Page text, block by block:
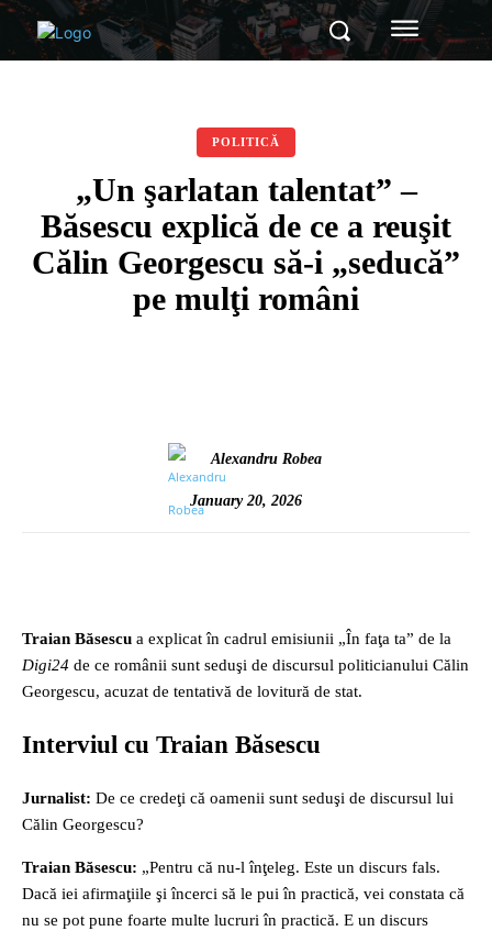
POLITICĂ
„Un şarlatan talentat” –
Băsescu explică de ce a reuşit
Călin Georgescu să-i „seducă”
pe mulţi români
Alexandru Robea
January 20, 2026
Traian Băsescu a explicat în cadrul emisiunii „În faţa ta” de la
Digi24 de ce românii sunt seduşi de discursul politicianului Călin
Georgescu, acuzat de tentativă de lovitură de stat.
Interviul cu Traian Băsescu
Jurnalist: De ce credeţi că oamenii sunt seduşi de discursul lui
Călin Georgescu?
Traian Băsescu: „Pentru că nu-l înţeleg. Este un discurs fals.
Dacă iei afirmaţiile şi încerci să le pui în practică, vei constata că
nu se pot pune foarte multe lucruri în practică. E un discurs